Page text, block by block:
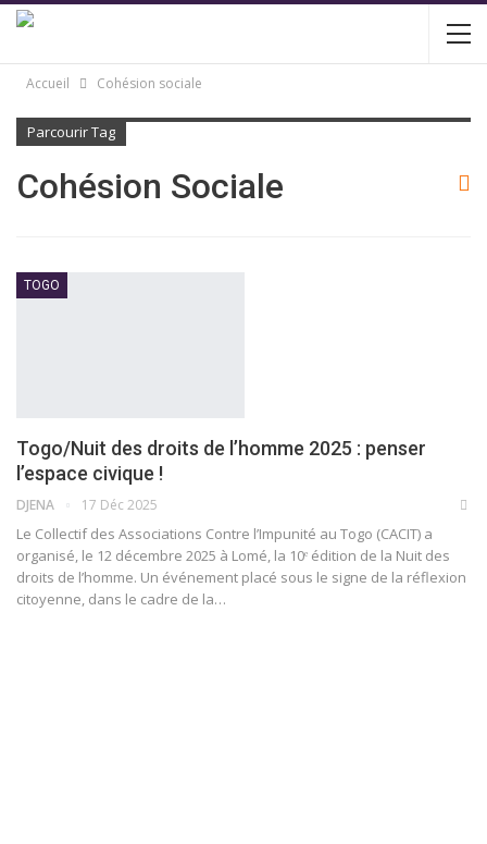
Accueil Cohésion sociale
Parcourir Tag
Cohésion Sociale
TOGO
Togo/Nuit des droits de l’homme 2025 : penser
l’espace civique !
DJENA 17 Déc 2025
Le Collectif des Associations Contre l’Impunité au Togo (CACIT) a
organisé, le 12 décembre 2025 à Lomé, la 10ᵉ édition de la Nuit des
droits de l’homme. Un événement placé sous le signe de la réflexion
citoyenne, dans le cadre de la…